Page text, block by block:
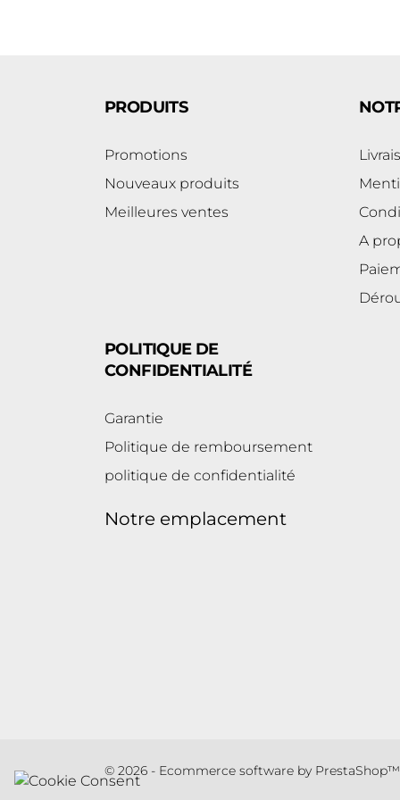
PRODUITS
Promotions
Nouveaux produits
Meilleures ventes
A
POLITIQUE DE
CONFIDENTIALITÉ
Garantie
Politique de remboursement
politique de confidentialité
Notre emplacement
© 2026 - Ecommerce software by PrestaShop™